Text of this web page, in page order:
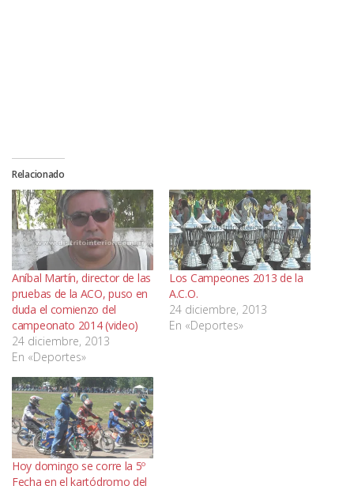
Relacionado
Aníbal Martín, director de las
pruebas de la ACO, puso en
duda el comienzo del
campeonato 2014 (video)
24 diciembre, 2013
En «Deportes»
Los Campeones 2013 de la
A.C.O.
24 diciembre, 2013
En «Deportes»
Hoy domingo se corre la 5º
Fecha en el kartódromo del